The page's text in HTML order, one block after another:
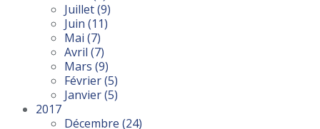
Juillet(9)
Juin (11)
Mai (7)
Avril (7)
Mars (9)
Février(5)
Janvier(5)
2017
Décembre (24)